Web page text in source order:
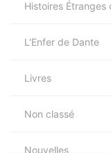
Histoires Étranges
L'Enfer de Dante
Livres
Non classé
Nouvelles